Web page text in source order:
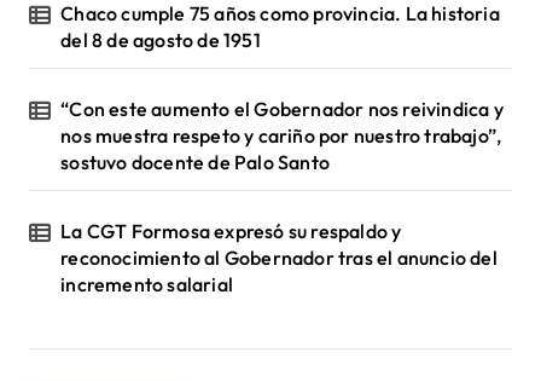
Chaco cumple 75 años como provincia. La historia
del 8 de agosto de 1951
“Con este aumento el Gobernador nos reivindica y
nos muestra respeto y cariño por nuestro trabajo”,
sostuvo docente de Palo Santo
La CGT Formosa expresó su respaldo y
reconocimiento al Gobernador tras el anuncio del
incremento salarial